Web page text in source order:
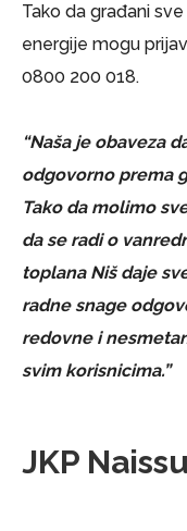
Tako da građani
energije mogu
0800 200 018.
“Naša je obaveza
odgovorno prema
Tako da molimo
da se radi o
toplana Niš daje
radne snage
redovne i
svim korisnicima.”
JKP